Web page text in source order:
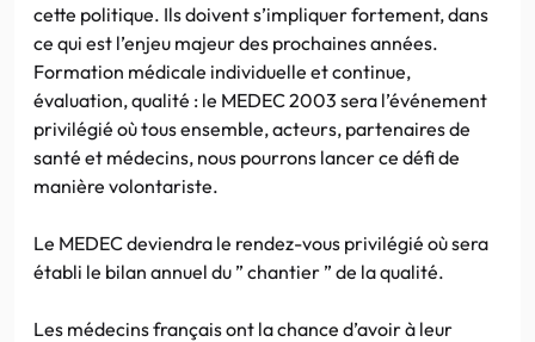
cette politique. Ils doivent s’impliquer fortement, dans
ce qui est l’enjeu majeur des prochaines années.
Formation médicale individuelle et continue,
évaluation, qualité : le MEDEC 2003 sera l’événement
privilégié où tous ensemble, acteurs, partenaires de
santé et médecins, nous pourrons lancer ce défi de
manière volontariste.
Le MEDEC deviendra le rendez-vous privilégié où sera
établi le bilan annuel du ” chantier ” de la qualité.
Les médecins français ont la chance d’avoir à leur